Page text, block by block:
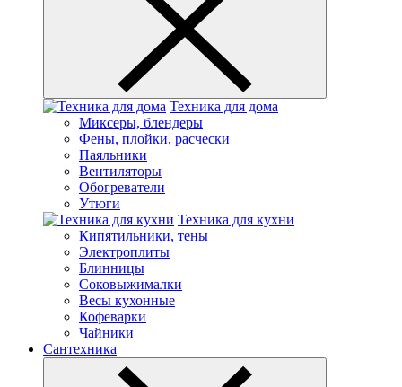
Техника для дома
Миксеры, блендеры
Фены, плойки, расчески
Паяльники
Вентиляторы
Обогреватели
Утюги
Техника для кухни
Кипятильники, тены
Электроплиты
Блинницы
Соковыжималки
Весы кухонные
Кофеварки
Чайники
Сантехника